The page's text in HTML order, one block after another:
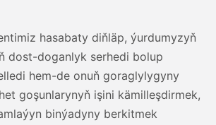
hasabaty diňläp, ýurdumyzyň
dost-doganlyk serhedi bolup
hem-de onuň goraglylygyny
goşunlarynyň işini kämilleşdirmek,
binýadyny berkitmek